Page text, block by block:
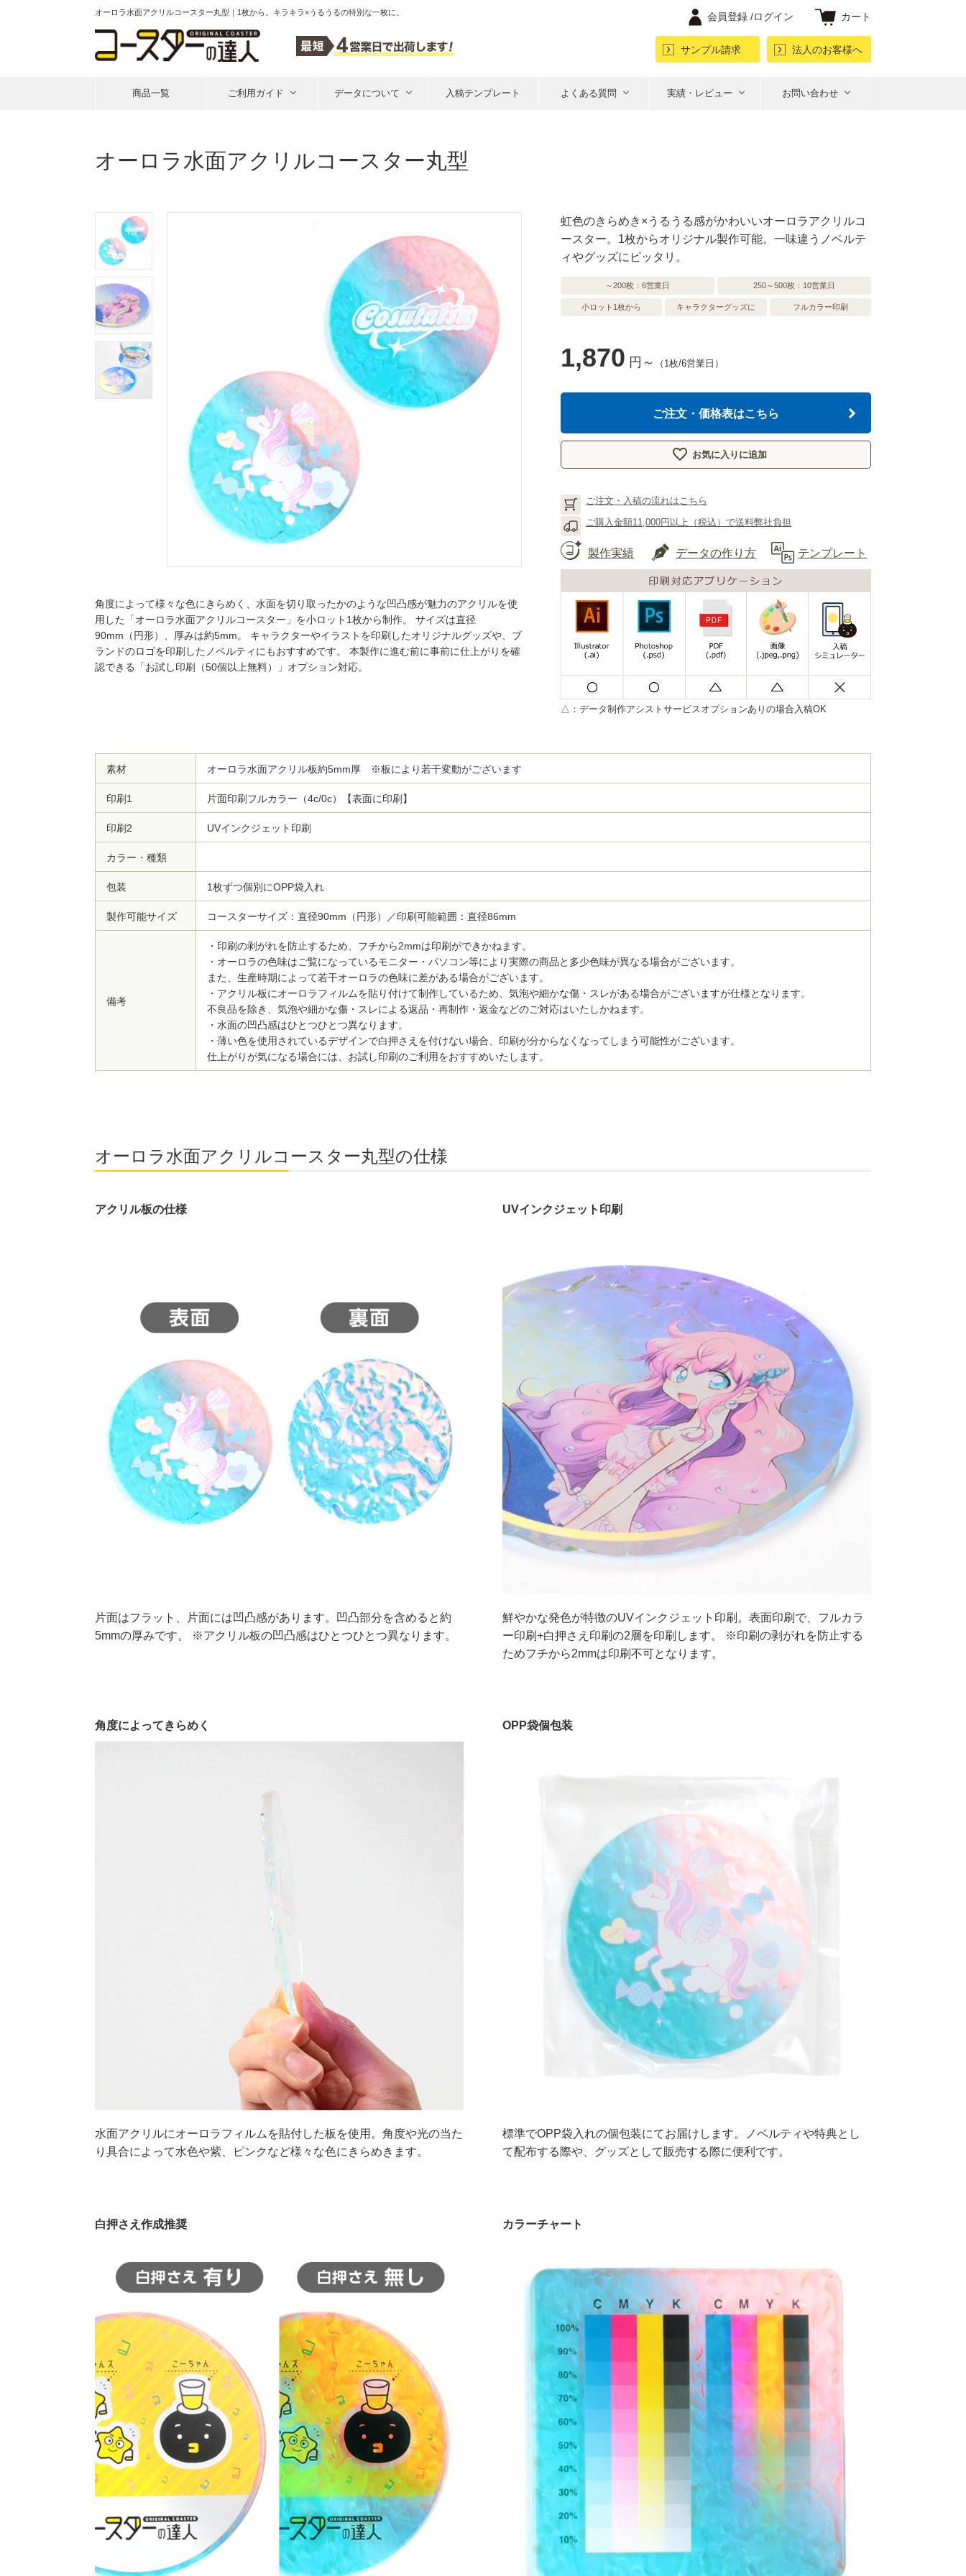
オーロラ水面アクリルコースター丸型｜1枚から。キラキラ×うるうるの特別な一枚に。 会員登録 /ログイン カート
サンプル請求 法人のお客様へ
商品一覧 ご利用ガイド データについて 入稿テンプレート よくある質問 実績・レビュー お問い合わせ
オーロラ水面アクリルコースター丸型
角度によって様々な色にきらめく、水面を切り取ったかのような凹凸感が魅力のアクリルを使
用した「オーロラ水面アクリルコースター」を小ロット1枚から制作。 サイズは直径
90mm（円形）、厚みは約5mm。 キャラクターやイラストを印刷したオリジナルグッズや、ブ
ランドのロゴを印刷したノベルティにもおすすめです。 本製作に進む前に事前に仕上がりを確
認できる「お試し印刷（50個以上無料）」オプション対応。
虹色のきらめき×うるうる感がかわいいオーロラアクリルコ
ースター。1枚からオリジナル製作可能。一味違うノベルテ
ィやグッズにピッタリ。
～200枚：6営業日 250～500枚：10営業日
小ロット1枚から キャラクターグッズに フルカラー印刷
1,870 円～ （1枚/6営業日）
ご注文・価格表はこちら
お気に入りに追加
ご注文・入稿の流れはこちら
ご購入金額11,000円以上（税込）で送料弊社負担
製作実績 データの作り方 テンプレート
△：データ制作アシストサービスオプションありの場合入稿OK
素材 オーロラ水面アクリル板約5mm厚 ※板により若干変動がございます
印刷1 片面印刷フルカラー（4c/0c）【表面に印刷】
印刷2 UVインクジェット印刷
カラー・種類
包装 1枚ずつ個別にOPP袋入れ
製作可能サイズ コースターサイズ：直径90mm（円形）／印刷可能範囲：直径86mm
備考
・印刷の剥がれを防止するため、フチから2mmは印刷ができかねます。
・オーロラの色味はご覧になっているモニター・パソコン等により実際の商品と多少色味が異なる場合がございます。
また、生産時期によって若干オーロラの色味に差がある場合がございます。
・アクリル板にオーロラフィルムを貼り付けて制作しているため、気泡や細かな傷・スレがある場合がございますが仕様となります。
不良品を除き、気泡や細かな傷・スレによる返品・再制作・返金などのご対応はいたしかねます。
・水面の凹凸感はひとつひとつ異なります。
・薄い色を使用されているデザインで白押さえを付けない場合、印刷が分からなくなってしまう可能性がございます。
仕上がりが気になる場合には、お試し印刷のご利用をおすすめいたします。
オーロラ水面アクリルコースター丸型の仕様
アクリル板の仕様
片面はフラット、片面には凹凸感があります。凹凸部分を含めると約
5mmの厚みです。 ※アクリル板の凹凸感はひとつひとつ異なります。
UVインクジェット印刷
鮮やかな発色が特徴のUVインクジェット印刷。表面印刷で、フルカラ
ー印刷+白押さえ印刷の2層を印刷します。 ※印刷の剥がれを防止する
ためフチから2mmは印刷不可となります。
角度によってきらめく
水面アクリルにオーロラフィルムを貼付した板を使用。角度や光の当た
り具合によって水色や紫、ピンクなど様々な色にきらめきます。
OPP袋個包装
標準でOPP袋入れの個包装にてお届けします。ノベルティや特典とし
て配布する際や、グッズとして販売する際に便利です。
白押さえ作成推奨 カラーチャート